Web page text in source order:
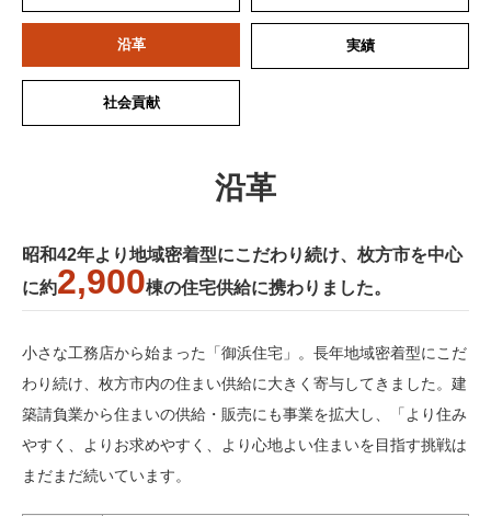
沿革 実績
社会貢献
沿革
昭和42年より地域密着型にこだわり続け、枚方市を中心
に約2,900棟の住宅供給に携わりました。
小さな工務店から始まった「御浜住宅」。長年地域密着型にこだ
わり続け、枚方市内の住まい供給に大きく寄与してきました。建
築請負業から住まいの供給・販売にも事業を拡大し、「より住み
やすく、よりお求めやすく、より心地よい住まいを目指す挑戦は
まだまだ続いています。